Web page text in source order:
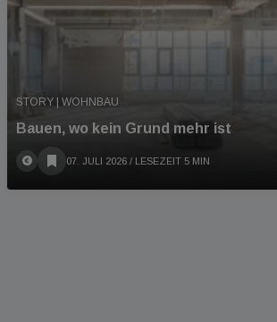
STORY | WOHNBAU
Bauen, wo kein Grund mehr ist
07. JULI 2026 / LESEZEIT 5 MIN